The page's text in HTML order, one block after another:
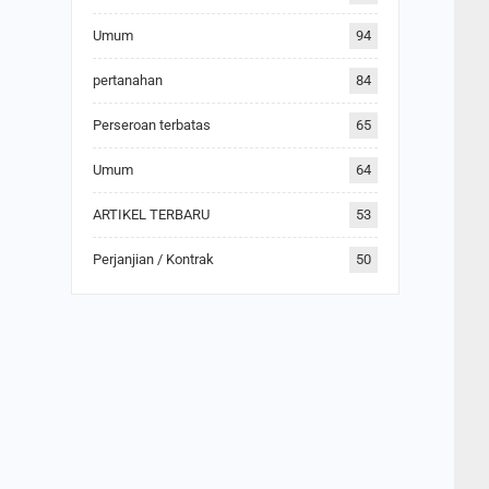
Umum 94
pertanahan 84
Perseroan terbatas 65
Umum 64
ARTIKEL TERBARU 53
Perjanjian / Kontrak 50